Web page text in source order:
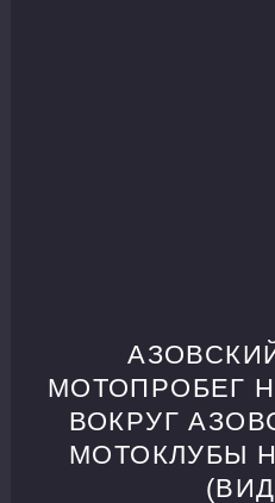
МОТОПРОБЕГ
ВОКРУГ
МОТОКЛУБЫ